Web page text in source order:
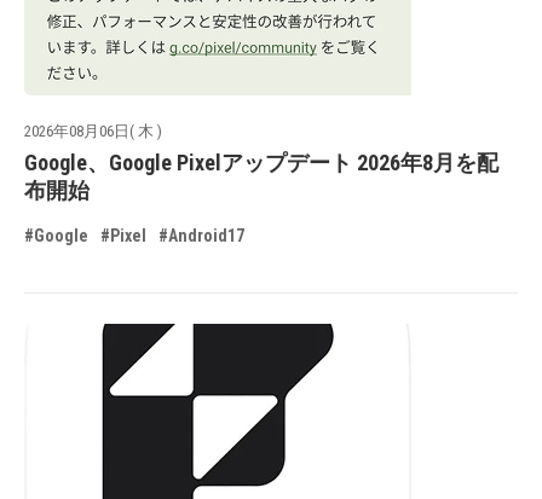
2026年08月06日( 木 )
Google、Google Pixelアップデート 2026年8月を配
布開始
#Google #Pixel #Android17